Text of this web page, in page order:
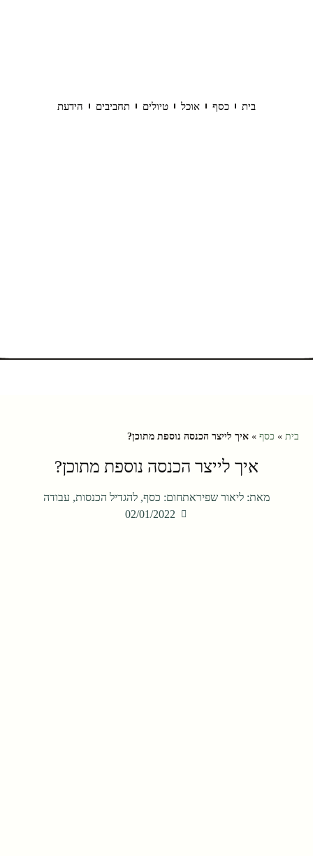
בית כסף אוכל טיולים תחביבים הידעת
בית » כסף » איך לייצר הכנסה נוספת מתוכן?
איך לייצר הכנסה נוספת מתוכן?
מאת: ליאור שפיראתחום: כסף, להגדיל הכנסות, עבודה
02/01/2022